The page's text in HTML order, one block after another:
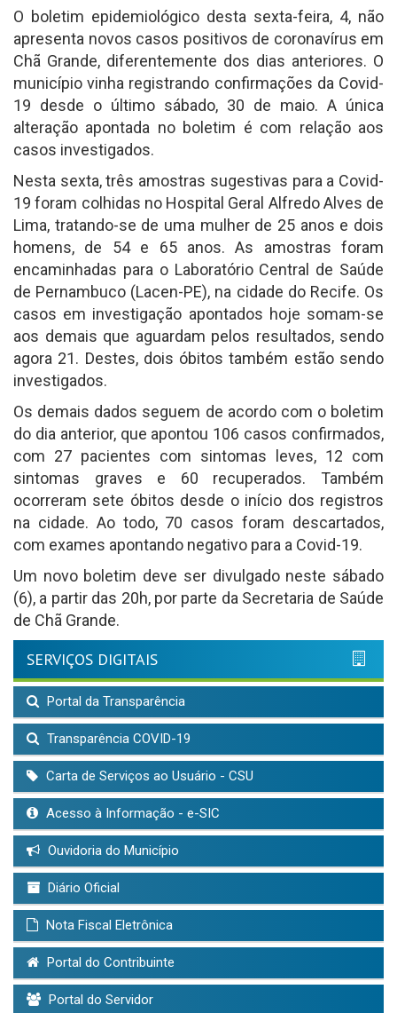
O boletim epidemiológico desta sexta-feira, 4, não
apresenta novos casos positivos de coronavírus em
Chã Grande, diferentemente dos dias anteriores. O
município vinha registrando confirmações da Covid-
19 desde o último sábado, 30 de maio. A única
alteração apontada no boletim é com relação aos
casos investigados.
Nesta sexta, três amostras sugestivas para a Covid-
19 foram colhidas no Hospital Geral Alfredo Alves de
Lima, tratando-se de uma mulher de 25 anos e dois
homens, de 54 e 65 anos. As amostras foram
encaminhadas para o Laboratório Central de Saúde
de Pernambuco (Lacen-PE), na cidade do Recife. Os
casos em investigação apontados hoje somam-se
aos demais que aguardam pelos resultados, sendo
agora 21. Destes, dois óbitos também estão sendo
investigados.
Os demais dados seguem de acordo com o boletim
do dia anterior, que apontou 106 casos confirmados,
com 27 pacientes com sintomas leves, 12 com
sintomas graves e 60 recuperados. Também
ocorreram sete óbitos desde o início dos registros
na cidade. Ao todo, 70 casos foram descartados,
com exames apontando negativo para a Covid-19.
Um novo boletim deve ser divulgado neste sábado
(6), a partir das 20h, por parte da Secretaria de Saúde
de Chã Grande.
SERVIÇOS DIGITAIS
Portal da Transparência
Transparência COVID-19
Carta de Serviços ao Usuário - CSU
Acesso à Informação - e-SIC
Ouvidoria do Município
Diário Oficial
Nota Fiscal Eletrônica
Portal do Contribuinte
Portal do Servidor